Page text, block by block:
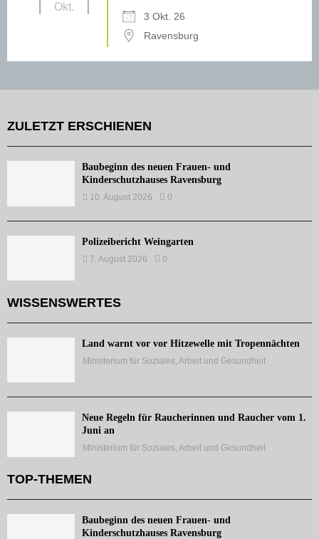
Okt.
3 Okt. 26
Ravensburg
ZULETZT ERSCHIENEN
Baubeginn des neuen Frauen- und
Kinderschutzhauses Ravensburg
10. August 2026 0
Polizeibericht Weingarten
7. August 2026 0
WISSENSWERTES
Land warnt vor vor Hitzewelle mit Tropennächten
Ministerium für Soziales, Arbeit und Gesundheit
Neue Regeln für Raucherinnen und Raucher vom 1.
Juni an
Ministerium für Soziales, Arbeit und Gesundheit
TOP-THEMEN
Baubeginn des neuen Frauen- und
Kinderschutzhauses Ravensburg